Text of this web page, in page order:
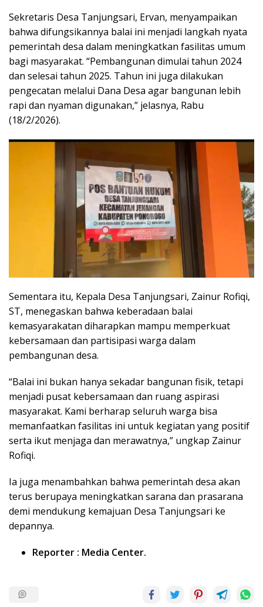
Sekretaris Desa Tanjungsari, Ervan, menyampaikan
bahwa difungsikannya balai ini menjadi langkah nyata
pemerintah desa dalam meningkatkan fasilitas umum
bagi masyarakat. “Pembangunan dimulai tahun 2024
dan selesai tahun 2025. Tahun ini juga dilakukan
pengecatan melalui Dana Desa agar bangunan lebih
rapi dan nyaman digunakan,” jelasnya, Rabu
(18/2/2026).
Sementara itu, Kepala Desa Tanjungsari, Zainur Rofiqi,
ST, menegaskan bahwa keberadaan balai
kemasyarakatan diharapkan mampu memperkuat
kebersamaan dan partisipasi warga dalam
pembangunan desa.
“Balai ini bukan hanya sekadar bangunan fisik, tetapi
menjadi pusat kebersamaan dan ruang aspirasi
masyarakat. Kami berharap seluruh warga bisa
memanfaatkan fasilitas ini untuk kegiatan yang positif
serta ikut menjaga dan merawatnya,” ungkap Zainur
Rofiqi.
Ia juga menambahkan bahwa pemerintah desa akan
terus berupaya meningkatkan sarana dan prasarana
demi mendukung kemajuan Desa Tanjungsari ke
depannya.
Reporter : Media Center.